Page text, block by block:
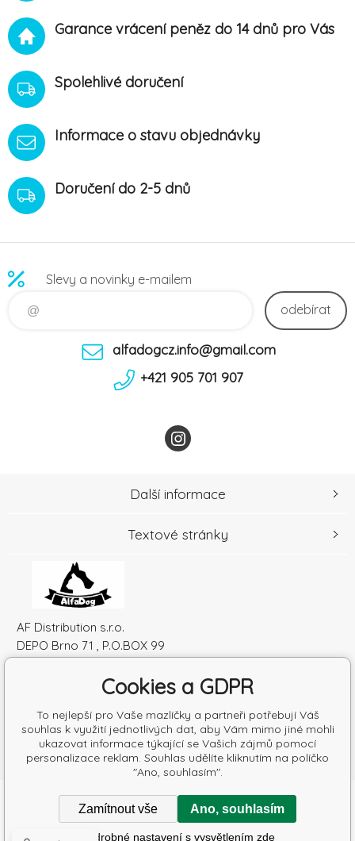
Garance vrácení peněz do 14 dnů pro Vás
Spolehlivé doručení
Informace o stavu objednávky
Doručení do 2-5 dnů
Slevy a novinky e-mailem
odebírat
alfadogcz.info@gmail.com
+421 905 701 907
AF Distribution s.r.o.
DEPO Brno 71 , P.O.BOX 99
Česká republika
DIČ: SK2120864328
Další informace
Textové stránky
Copyright © 2026 AF Distribution s.r.o.
Všechna práva vyhrazena.
Poradíme s výběrem krmiva
Cookies a GDPR
To nejlepší pro Vaše mazlíčky a partneři potřebují Váš
souhlas k využití jednotlivých dat, aby Vám mimo jiné mohli
ukazovat informace týkající se Vašich zájmů pomocí
personalizace reklam. Souhlas udělíte kliknutím na políčko
"Ano, souhlasím".
Zamítnout vše Ano, souhlasím
Podrobné nastavení s vysvětlením zde